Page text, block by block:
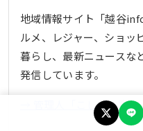
地域情報サイト「越谷
ルメ、レジャー、ショッ
暮らし、最新ニュースな
発信しています。
→ 管理人「こしがや案内